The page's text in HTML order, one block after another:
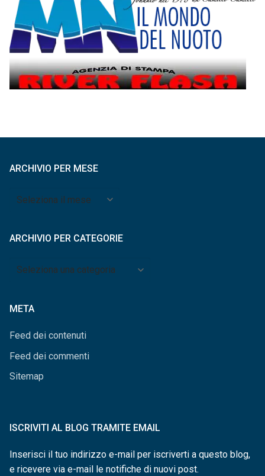
ARCHIVIO PER MESE
Archivio
ARCHIVIO PER CATEGORIE
Archivio
META
Feed dei contenuti
Feed dei commenti
Sitemap
ISCRIVITI AL BLOG TRAMITE EMAIL
Inserisci il tuo indirizzo e-mail per iscriverti a questo blog,
e ricevere via e-mail le notifiche di nuovi post.